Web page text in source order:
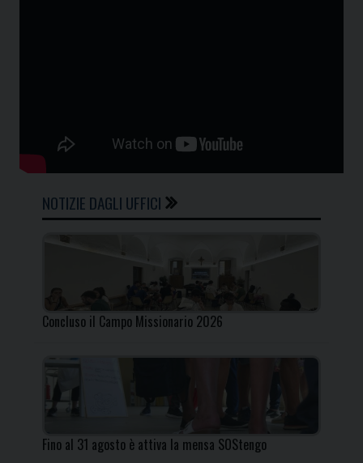
NOTIZIE DAGLI UFFICI
Concluso il Campo Missionario 2026
Fino al 31 agosto è attiva la mensa SOStengo